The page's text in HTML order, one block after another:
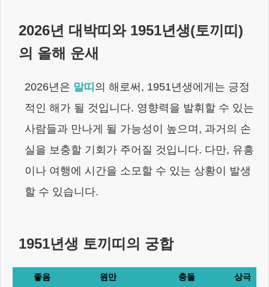
2026년 대박띠와 1951년생(토끼 띠)
의 올해 운새
2026년은 말띠 의 해로써, 1951년생에게는 긍정
적인 해가 될 것입니다. 영향력을 발휘할 수 있는
사람들과 만나게 될 가능성이 높으며, 과거의 손
실을 보충할 기회가 주어질 것입니다. 다만, 유흥
이나 여행에 시간을 소모할 수 있는 상황이 발생
할 수 있습니다.
1951년생 토끼 띠의 궁합
좋음 원만 충돌
상극